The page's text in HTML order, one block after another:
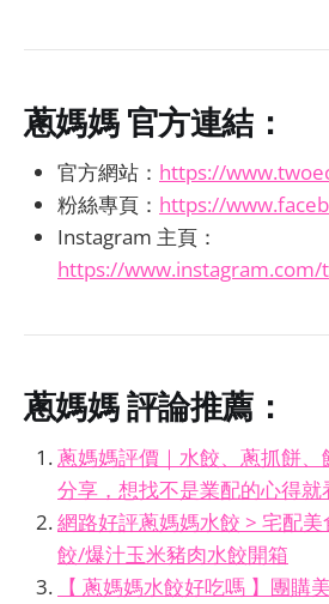
蔥媽媽 官方連結：
官方網站： https://
粉絲專頁： https://
Instagram 主頁：
https://
蔥媽媽評論推薦：
蔥媽媽評價｜水餃、蔥抓餅
分享，想找不是業配的心得就
網路好評蔥媽媽水餃 > 宅配
餃/爆汁玉米豬肉水餃開箱
【 蔥媽媽水餃好吃嗎 】團購